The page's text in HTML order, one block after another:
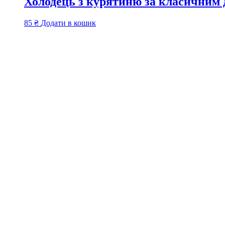
85 ₴ Додати в кошик